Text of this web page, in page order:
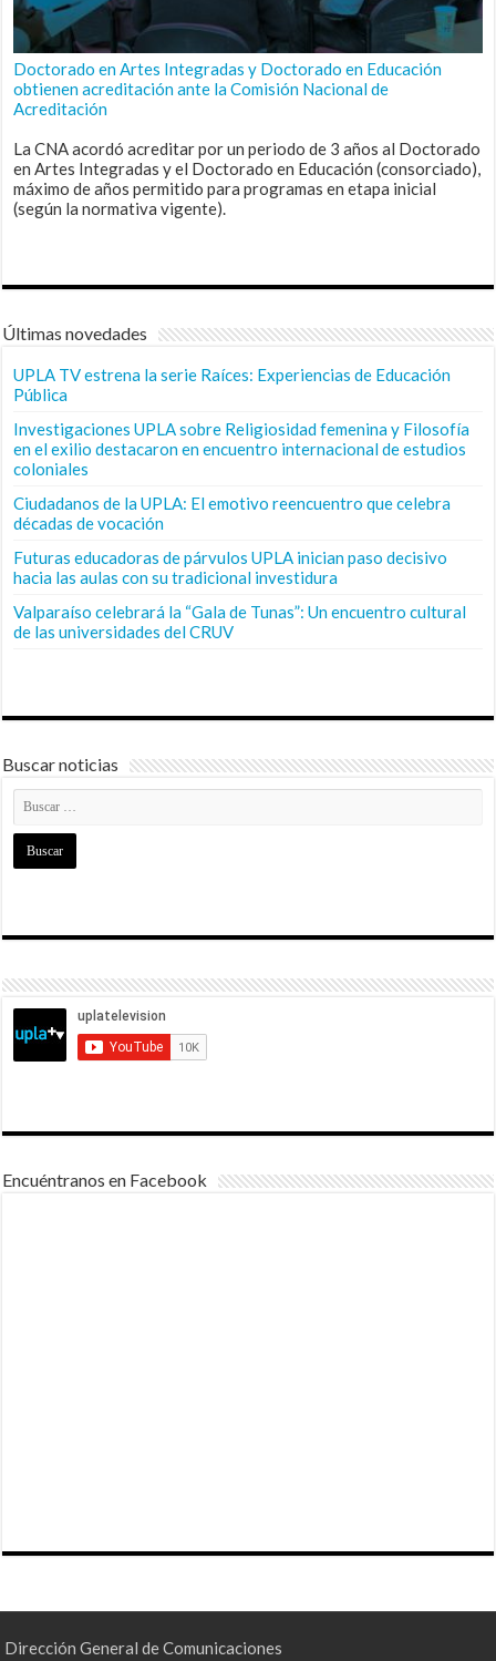
Doctorado en Artes Integradas y Doctorado en Educación
obtienen acreditación ante la Comisión Nacional de
Acreditación
La CNA acordó acreditar por un periodo de 3 años al Doctorado
en Artes Integradas y el Doctorado en Educación (consorciado),
máximo de años permitido para programas en etapa inicial
(según la normativa vigente).
Últimas novedades
UPLA TV estrena la serie Raíces: Experiencias de Educación
Pública
Investigaciones UPLA sobre Religiosidad femenina y Filosofía
en el exilio destacaron en encuentro internacional de estudios
coloniales
Ciudadanos de la UPLA: El emotivo reencuentro que celebra
décadas de vocación
Futuras educadoras de párvulos UPLA inician paso decisivo
hacia las aulas con su tradicional investidura
Valparaíso celebrará la “Gala de Tunas”: Un encuentro cultural
de las universidades del CRUV
Buscar noticias
Encuéntranos en Facebook
Dirección General de Comunicaciones